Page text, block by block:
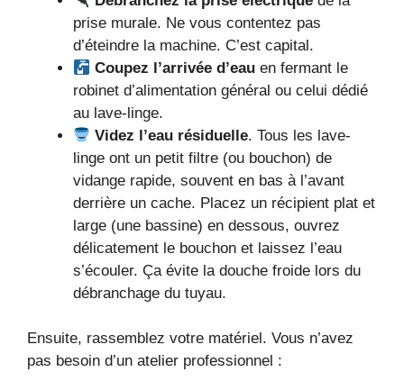
prise murale. Ne vous contentez pas
d’éteindre la machine. C’est capital.
Coupez l’arrivée d’eau en fermant le
robinet d’alimentation général ou celui dédié
au lave-linge.
Videz l’eau résiduelle. Tous les lave-
linge ont un petit filtre (ou bouchon) de
vidange rapide, souvent en bas à l’avant
derrière un cache. Placez un récipient plat et
large (une bassine) en dessous, ouvrez
délicatement le bouchon et laissez l’eau
s’écouler. Ça évite la douche froide lors du
débranchage du tuyau.
Ensuite, rassemblez votre matériel. Vous n’avez
pas besoin d’un atelier professionnel :